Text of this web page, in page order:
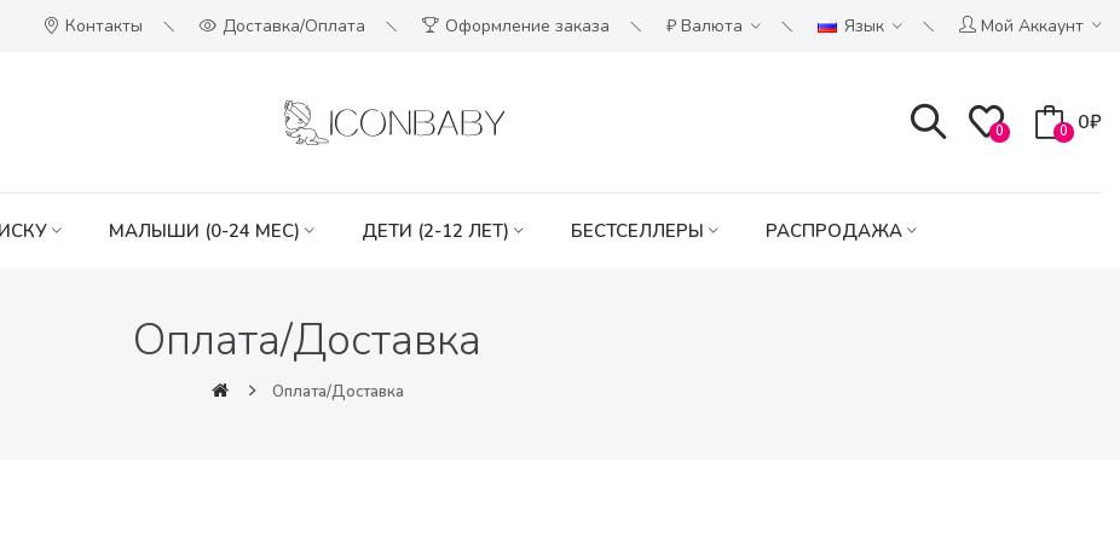
Контакты Доставка/Оплата Оформление заказа ₽ Валюта Язык Мой Аккаунт
0 0 0₽
МАЛЫШИ (0-24 МЕС) ДЕТИ (2-12 ЛЕТ) БЕСТСЕЛЛЕРЫ РАСПРОДАЖА
Оплата/Доставка
Оплата/Доставка